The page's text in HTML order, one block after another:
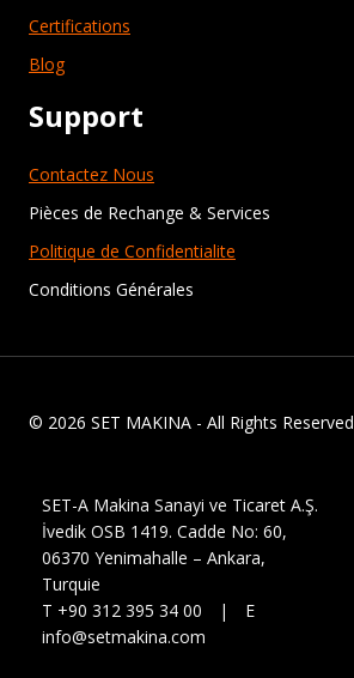
Certifications
Blog
Support
Contactez Nous
Pièces de Rechange & Services
Politique de Confidentialite
Conditions Générales
© 2026 SET MAKINA - All Rights Reserved
SET-A Makina Sanayi ve Ticaret A.Ş.
İvedik OSB 1419. Cadde No: 60,
06370 Yenimahalle – Ankara,
Turquie
T +90 312 395 34 00 | E
info@setmakina.com